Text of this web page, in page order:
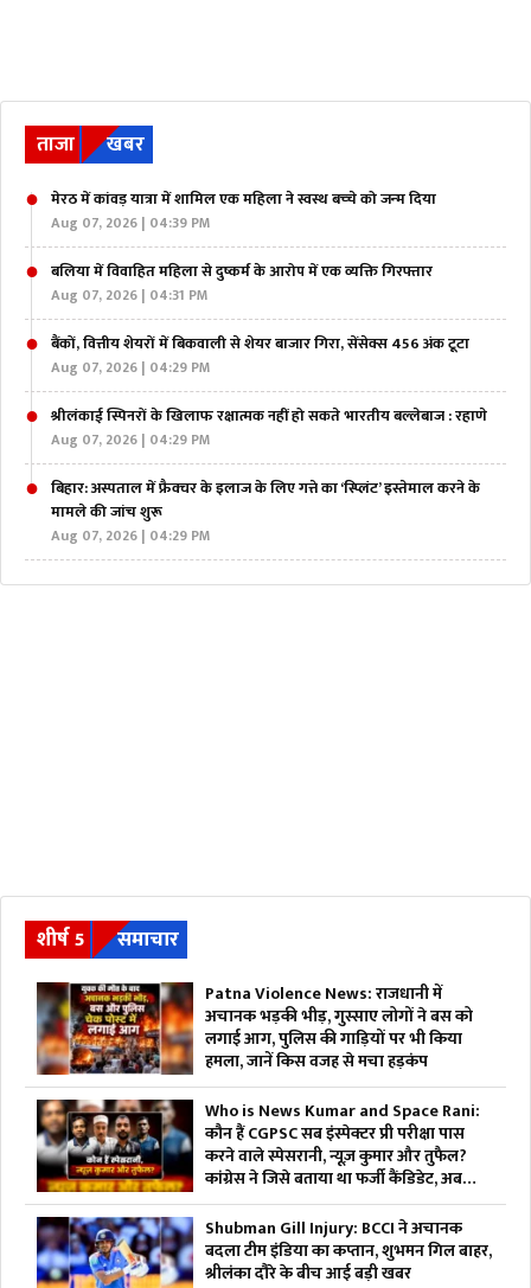
ताजा खबर
मेरठ में कांवड़ यात्रा में शामिल एक महिला ने स्‍वस्‍थ बच्‍चे को जन्‍म दिया
Aug 07, 2026 | 04:39 PM
बलिया में विवाहित महिला से दुष्कर्म के आरोप में एक व्यक्ति गिरफ्तार
Aug 07, 2026 | 04:31 PM
बैंकों, वित्तीय शेयरों में बिकवाली से शेयर बाजार गिरा, सेंसेक्स 456 अंक टूटा
Aug 07, 2026 | 04:29 PM
श्रीलंकाई स्पिनरों के खिलाफ रक्षात्मक नहीं हो सकते भारतीय बल्लेबाज : रहाणे
Aug 07, 2026 | 04:29 PM
बिहार: अस्पताल में फ्रैक्चर के इलाज के लिए गत्ते का ‘स्प्लिंट’ इस्तेमाल करने के
मामले की जांच शुरू
Aug 07, 2026 | 04:29 PM
शीर्ष 5 समाचार
Patna Violence News: राजधानी में
अचानक भड़की भीड़, गुस्साए लोगों ने बस को
लगाई आग, पुलिस की गाड़ियों पर भी किया
हमला, जानें किस वजह से मचा हड़कंप
Who is News Kumar and Space Rani:
कौन हैं CGPSC सब इंस्पेक्टर प्री परीक्षा पास
करने वाले स्पेसरानी, न्यूज़ कुमार और तुफैल?
कांग्रेस ने जिसे बताया था फर्जी कैंडिडेट, ​अब
सच्चाई आई सामने
Shubman Gill Injury: BCCI ने अचानक
बदला टीम इंडिया का कप्तान, शुभमन गिल बाहर,
श्रीलंका दौरे के बीच आई बड़ी खबर